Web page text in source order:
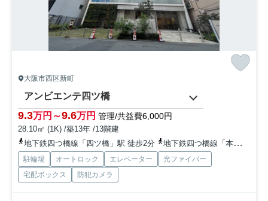
大阪市西区新町
アンビエンテ四ツ橋
9.3万円～9.6万円 管理/共益費6,000円
28.10㎡ (1K) /築13年 /13階建
地下鉄四つ橋線「四ツ橋」駅 徒歩2分
地下鉄四つ橋線「本町」駅 徒歩7分
駐輪場 オートロック エレベーター
光ファイバー
宅配ボックス
防犯カメラ